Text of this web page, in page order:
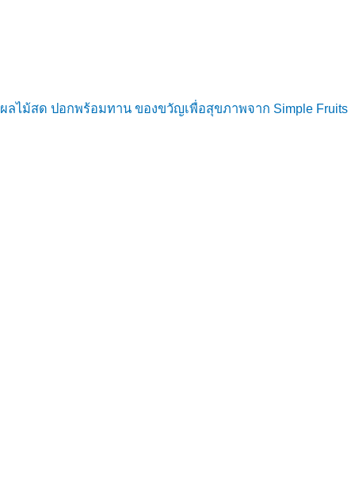
ผลไม้สด ปอกพร้อมทาน ของขวัญเพื่อสุขภาพจาก Simple Fruits